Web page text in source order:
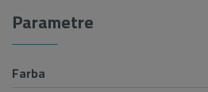
Parametre
Farba